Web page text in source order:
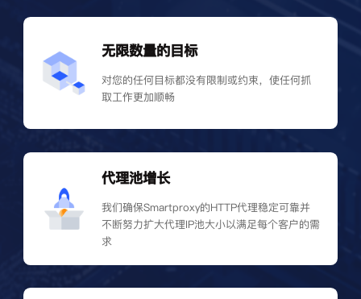
无限数量的目标
对您的任何目标都没有限制或约束，使任何抓
取工作更加顺畅
代理池增长
我们确保Smartproxy的HTTP代理稳定可靠并
不断努力扩大代理IP池大小以满足每个客户的需
求